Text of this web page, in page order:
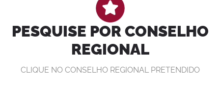
PESQUISE POR CONSELHO
REGIONAL
CLIQUE NO CONSELHO REGIONAL PRETENDIDO